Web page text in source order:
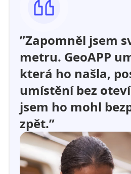
”Zapomněl jsem
metru. GeoAPP
která ho našla,
umístění bez
jsem ho mohl
zpět.”